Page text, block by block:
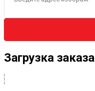
Загрузка заказа